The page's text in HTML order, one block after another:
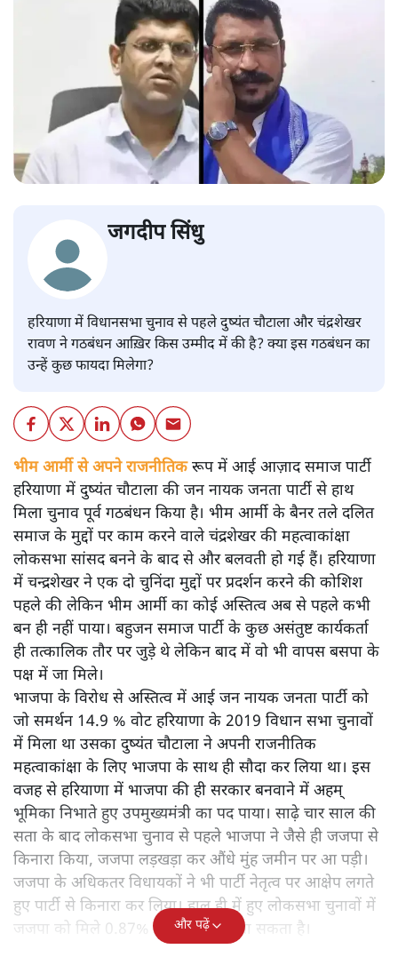
जगदीप सिंधु
हरियाणा में विधानसभा चुनाव से पहले दुष्यंत चौटाला और चंद्रशेखर
रावण ने गठबंधन आख़िर किस उम्मीद में की है? क्या इस गठबंधन का
उन्हें कुछ फायदा मिलेगा?
भीम आर्मी से अपने राजनीतिकरूप में आई आज़ाद समाज पार्टी
हरियाणा में दुष्यंत चौटाला की जन नायक जनता पार्टी से हाथ
मिला चुनाव पूर्व गठबंधन किया है। भीम आर्मी के बैनर तले दलित
समाज के मुद्दों पर काम करने वाले चंद्रशेखर की महत्वाकांक्षा
लोकसभा सांसद बनने के बाद से और बलवती हो गई हैं। हरियाणा
में चन्द्रशेखर ने एक दो चुनिंदा मुद्दों पर प्रदर्शन करने की कोशिश
पहले की लेकिन भीम आर्मी का कोई अस्तित्व अब से पहले कभी
बन ही नहीं पाया। बहुजन समाज पार्टी के कुछ असंतुष्ट कार्यकर्ता
ही तत्कालिक तौर पर जुड़े थे लेकिन बाद में वो भी वापस बसपा के
पक्ष में जा मिले।
भाजपा के विरोध से अस्तित्व में आई जन नायक जनता पार्टी को
जो समर्थन 14.9 % वोट हरियाणा के 2019 विधान सभा चुनावों
में मिला था उसका दुष्यंत चौटाला ने अपनी राजनीतिक
महत्वाकांक्षा के लिए भाजपा के साथ ही सौदा कर लिया था। इस
वजह से हरियाणा में भाजपा की ही सरकार बनवाने में अहम्
भूमिका निभाते हुए उपमुख्यमंत्री का पद पाया। साढ़े चार साल की
सता के बाद लोकसभा चुनाव से पहले भाजपा ने जैसे ही जजपा से
किनारा किया, जजपा लड़खड़ा कर औंधे मुंह जमीन पर आ पड़ी।
जजपा के अधिकतर विधायकों ने भी पार्टी नेतृत्व पर आक्षेप लगते
हुए पार्टी से किनारा कर लिया। हाल ही में हुए लोकसभा चुनावों में
जजपा को मिले 0.87% वोट से समझा जा सकता है।
और पढ़ें